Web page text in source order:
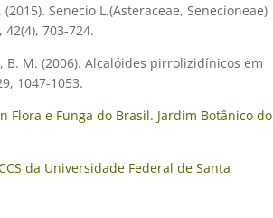
Senecio L.(Asteraceae, Senecioneae)
703-724.
B. M. (2006). Alcalóides pirrolizidínicos em
1047-1053.
Flora e Funga do Brasil. Jardim Botânico do
da Universidade Federal de Santa